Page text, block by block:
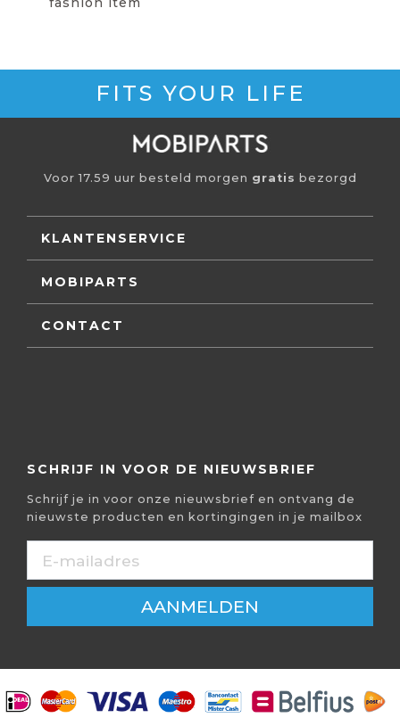
FITS YOUR LIFE
Voor 17.59 uur besteld morgen gratis bezorgd
KLANTENSERVICE
MOBIPARTS
CONTACT
SCHRIJF IN VOOR DE NIEUWSBRIEF
Schrijf je in voor onze nieuwsbrief en ontvang de
nieuwste producten en kortingingen in je mailbox
AANMELDEN